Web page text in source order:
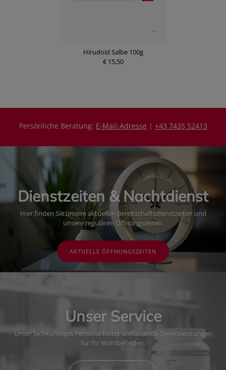
Hirudoid Salbe 100g
€ 15,50
Persönliche Beratung: E-Mail-Adresse | +43 7435 52413
Dienstzeiten & Nachtdienst
Hier finden Sie unsere aktuellen Bereitschaftsdienstzeiten und
unsere regulären Öffnungszeiten.
AKTUELLE ÖFFNUNGSZEITEN
Unser Service
Unser fachkundiges Personal bietet umfassende Serviceleistungen
für Ihr Wohlbefinden.